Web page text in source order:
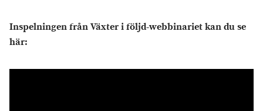
Inspelningen från Växter i följd-webbinariet kan du se
här: